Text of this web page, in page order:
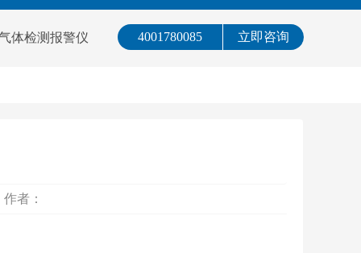
体检测报警仪 4001780085 立即咨询
者：